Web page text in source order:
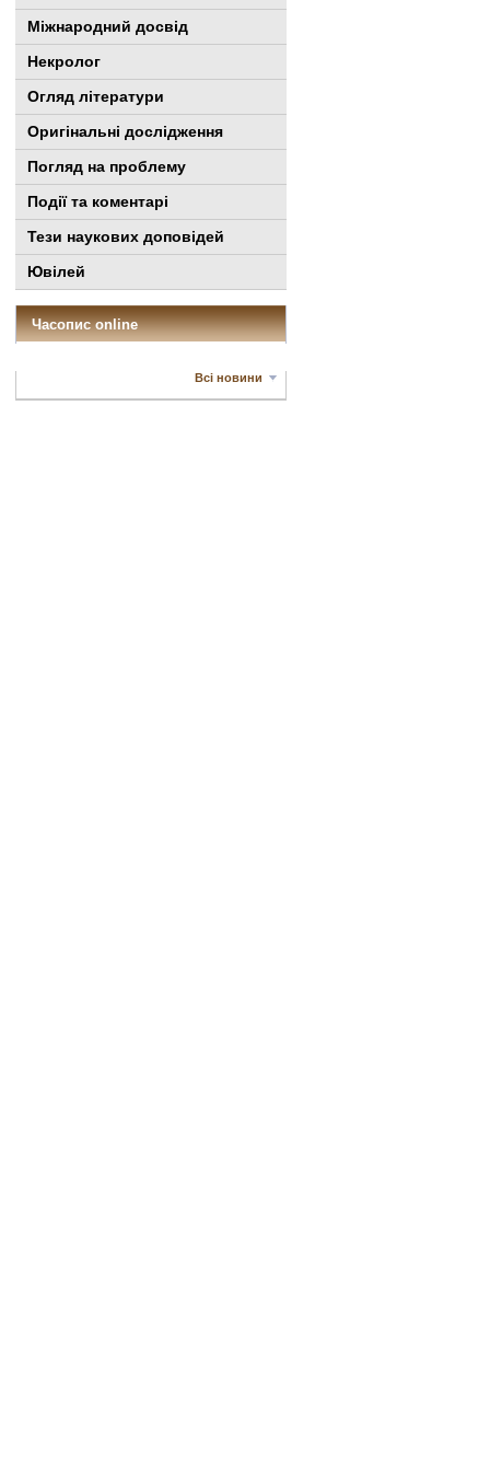
Міжнародний досвід
Некролог
Огляд літератури
Оригінальні дослідження
Погляд на проблему
Події та коментарі
Тези наукових доповідей
Ювілей
Часопис online
Всі новини